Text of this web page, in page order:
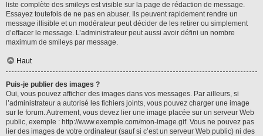
liste complète des smileys est visible sur la page de rédaction de message.
Essayez toutefois de ne pas en abuser. Ils peuvent rapidement rendre un
message illisible et un modérateur peut décider de les retirer ou simplement
d’effacer le message. L’administrateur peut aussi avoir défini un nombre
maximum de smileys par message.
Haut
Puis-je publier des images ?
Oui, vous pouvez afficher des images dans vos messages. Par ailleurs, si
l’administrateur a autorisé les fichiers joints, vous pouvez charger une image
sur le forum. Autrement, vous devez lier une image placée sur un serveur Web
public, exemple : http://www.exemple.com/mon-image.gif. Vous ne pouvez pas
lier des images de votre ordinateur (sauf si c’est un serveur Web public) ni des